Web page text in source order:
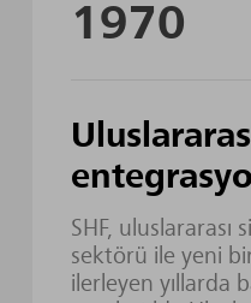
1970
SHF,
sektörü ile yeni
ilerleyen yıllarda